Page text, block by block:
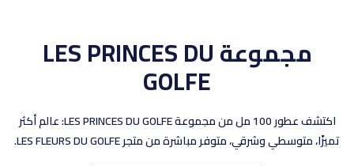
مجموعة LES PRINCES DU
GOLFE
اكتشف عطور 100 مل من مجموعة LES PRINCES DU GOLFE: عالم أكثر
تميزًا، متوسطي وشرقي، متوفر مباشرة من متجر LES FLEURS DU GOLFE.